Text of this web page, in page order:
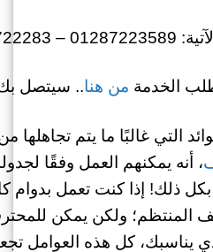
الخدمة من هنا.. سيتصل بك
التي غالبًا ما يتم
، أنه يمكنهم العمل وفقًا
بكل ذلك! إذا كنت تعمل
المنتظم؛ ولكن يمكن
يناسبك، كل هذه العوامل